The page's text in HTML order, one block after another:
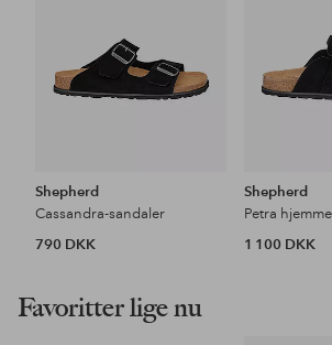
Shepherd
Cassandra-sandaler
790 DKK
Shepherd
Petra
1 100 DKK
Favoritter lige nu